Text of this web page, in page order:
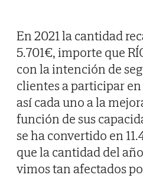
En 2021 la cantidad
5.701€, importe que
con la intención de
clientes a participar
así cada uno a la
función de sus
se ha convertido en
que la cantidad del
vimos tan afectados